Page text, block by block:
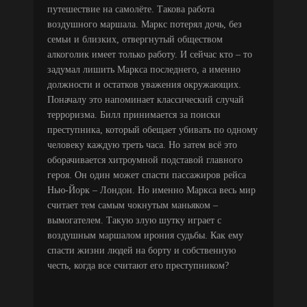
путешествие на самолёте. Такова работа
воздушного маршала. Маркс потерял дочь, без
семьи и близких, отвергнутый обществом
алкоголик имеет только работу. И сейчас кто – то
задумал лишить Маркса последнего, а именно
должности и остатков уважения окружающих.
Поначалу это напоминает классический случай
терроризма. Билл принимается за поиски
преступника, который обещает убивать по одному
человеку каждую треть часа. Но затем всё это
оборачивается хитроумной подставой главного
героя. Он один может спасти пассажиров рейса
Нью-Йорк – Лондон. Но именно Маркса весь мир
считает тем самым чокнутым маньяком –
вымогателем. Такую злую шутку играет с
воздушным маршалом ирония судьбы. Как ему
спасти жизни людей на борту и собственную
честь, когда все считают его преступником?